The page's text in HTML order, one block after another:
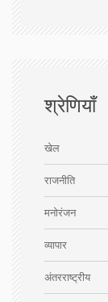
श्रेणियाँ
खेल
राजनीति
मनोरंजन
व्यापार
अंतरराष्ट्रीय